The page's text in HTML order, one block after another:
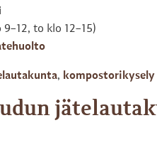
to klo 12–15)
, kompostorikysely